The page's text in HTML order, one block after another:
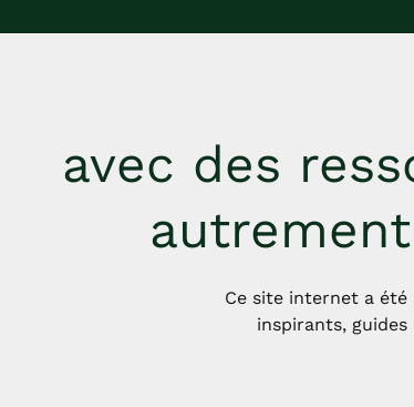
avec des
Ce site internet a
inspirants,